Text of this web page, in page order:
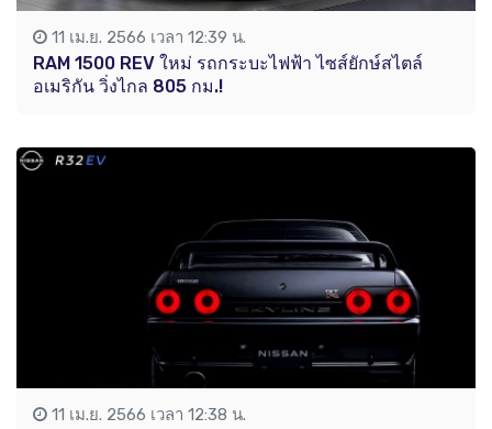
11 เม.ย. 2566 เวลา 12:39 น.
RAM 1500 REV ใหม่ รถกระบะไฟฟ้า ไซส์ยักษ์สไตล์
อเมริกัน วิ่งไกล 805 กม.!
11 เม.ย. 2566 เวลา 12:38 น.